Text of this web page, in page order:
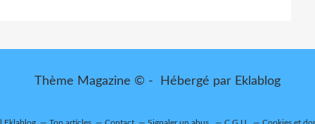
Thème Magazine © - Hébergé par Eklablog